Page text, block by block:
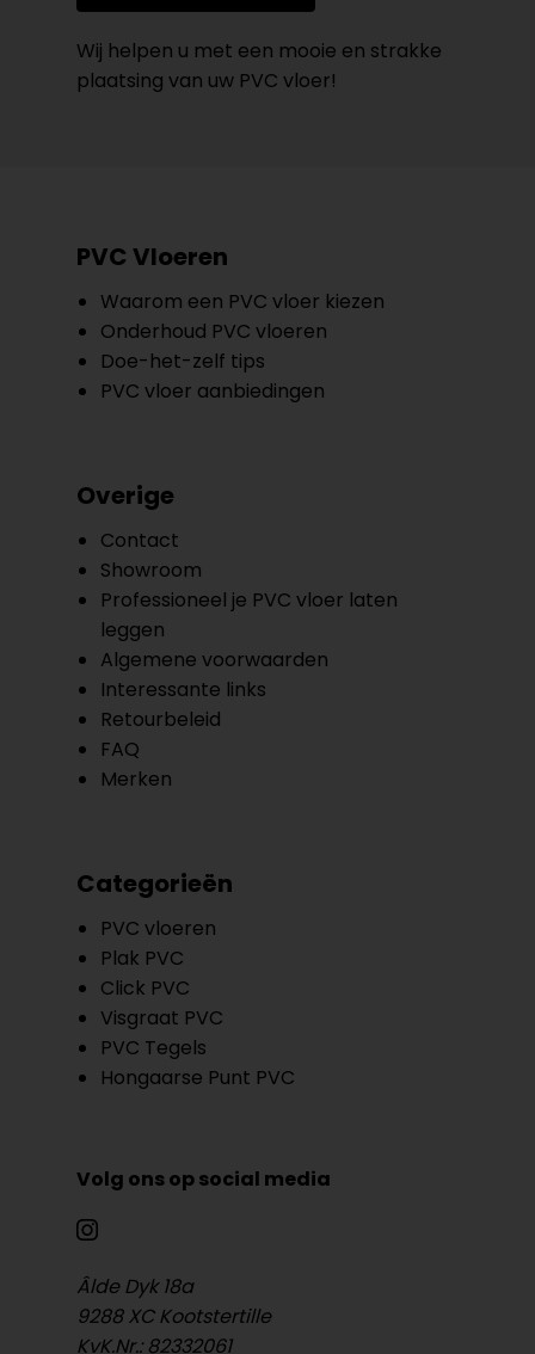
Wij helpen u met een mooie en strakke
plaatsing van uw PVC vloer!
PVC Vloeren
Waarom een PVC vloer kiezen
Onderhoud PVC vloeren
Doe-het-zelf tips
PVC vloer aanbiedingen
Overige
Contact
Showroom
Professioneel je PVC vloer laten
leggen
Algemene voorwaarden
Interessante links
Retourbeleid
FAQ
Merken
Categorieën
PVC vloeren
Plak PVC
Click PVC
Visgraat PVC
PVC Tegels
Hongaarse Punt PVC
Volg ons op social media
Âlde Dyk 18a
9288 XC Kootstertille
KvK.Nr.: 82332061